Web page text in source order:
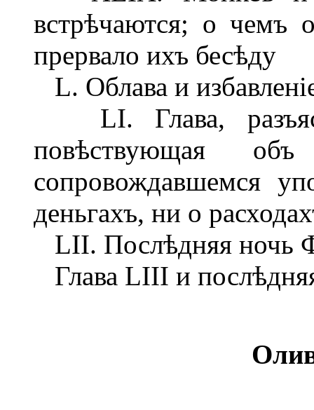
встрѣчаются; о чемъ
прервало ихъ бесѣду
L. Облава и
LI. Глава,
повѣствующая
сопровождавшемся
деньгахъ, ни о
LII. Послѣдняя ночь
Глава LIII и